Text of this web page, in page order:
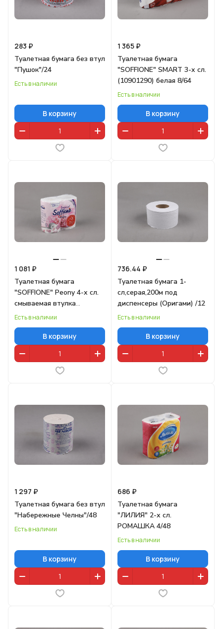
283 ₽
Туалетная бумага без втул
"Пушок"/24
Есть в наличии
В корзину
1 365 ₽
Туалетная бумага
"SOFFIONE" SMART 3-х сл.
(10901290) белая 8/64
Есть в наличии
В корзину
1 081 ₽
Туалетная бумага
"SOFFIONE" Peony 4-х сл.
смываемая втулка
(1090118) белая 4/40
Есть в наличии
В корзину
736.44 ₽
Туалетная бумага 1-
сл,серая,200м под
диспенсеры (Оригами) /12
Есть в наличии
В корзину
1 297 ₽
Туалетная бумага без втул
"Набережные Челны"/48
Есть в наличии
В корзину
686 ₽
Туалетная бумага
"ЛИЛИЯ" 2-х сл.
РОМАШКА 4/48
Есть в наличии
В корзину